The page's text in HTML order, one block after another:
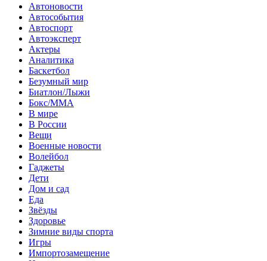
Автоновости
Автособытия
Автоспорт
Автоэксперт
Актеры
Аналитика
Баскетбол
Безумный мир
Биатлон/Лыжи
Бокс/MMA
В мире
В России
Вещи
Военные новости
Волейбол
Гаджеты
Дети
Дом и сад
Еда
Звёзды
Здоровье
Зимние виды спорта
Игры
Импортозамещение